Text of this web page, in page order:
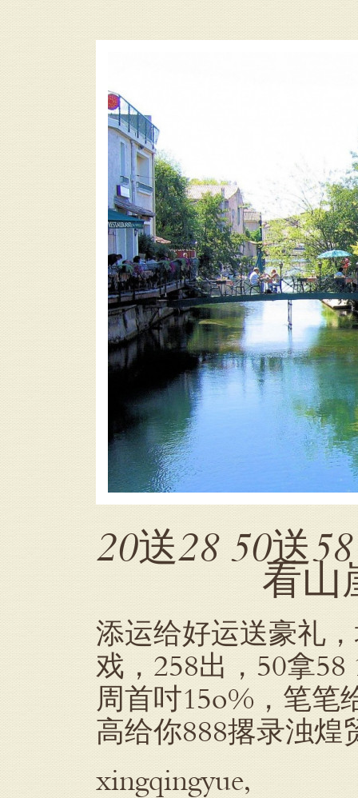
20送28 50送
看山
添运给好运送豪礼
戏，258出，50拿58
周首吋15o%，笔笔
高给你888撂录浊煌
xingqingyue,